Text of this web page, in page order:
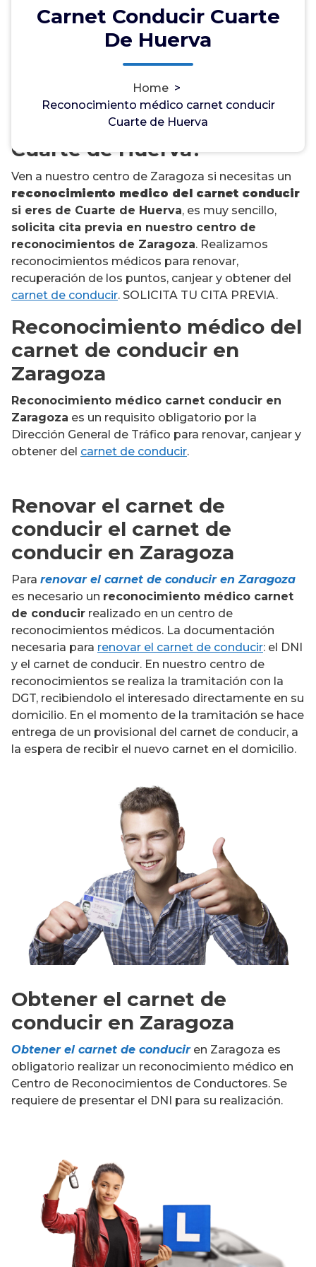
Carnet Conducir Cuarte
De Huerva
Home >
Reconocimiento médico carnet conducir
Cuarte de Huerva
¿Necesitas un
reconocimiento médico del
carnet de conducir en
Cuarte de Huerva?
Ven a nuestro centro de Zaragoza si necesitas un
reconocimiento medico del carnet conducir
si eres de Cuarte de Huerva, es muy sencillo,
solicita cita previa en nuestro centro de
reconocimientos de Zaragoza. Realizamos
reconocimientos médicos para renovar,
recuperación de los puntos, canjear y obtener del
carnet de conducir. SOLICITA TU CITA PREVIA.
Reconocimiento médico del
carnet de conducir en
Zaragoza
Reconocimiento médico carnet conducir en
Zaragoza es un requisito obligatorio por la
Dirección General de Tráfico para renovar, canjear y
obtener del carnet de conducir.
Renovar el carnet de
conducir el carnet de
conducir en Zaragoza
Para renovar el carnet de conducir en Zaragoza
es necesario un reconocimiento médico carnet
de conducir realizado en un centro de
reconocimientos médicos. La documentación
necesaria para renovar el carnet de conducir: el DNI
y el carnet de conducir. En nuestro centro de
reconocimientos se realiza la tramitación con la
DGT, recibiendolo el interesado directamente en su
domicilio. En el momento de la tramitación se hace
entrega de un provisional del carnet de conducir, a
la espera de recibir el nuevo carnet en el domicilio.
Obtener el carnet de
conducir en Zaragoza
Obtener el carnet de conduciren Zaragoza es
obligatorio realizar un reconocimiento médico en
Centro de Reconocimientos de Conductores. Se
requiere de presentar el DNI para su realización.